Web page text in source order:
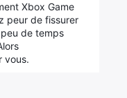
Xbox Game
peur de fissurer
de temps
vous.